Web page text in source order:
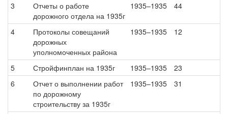
3
Отчеты о работе
дорожного отдела на 1935г
1935–1935 44
4
Протоколы совещаний
дорожных
уполномоченных района
1935–1935 12
5 Стройфинплан на 1935г 1935–1935
23
6
Отчет о выполнении работ
по дорожному
строительству за 1935г
1935–1935 31